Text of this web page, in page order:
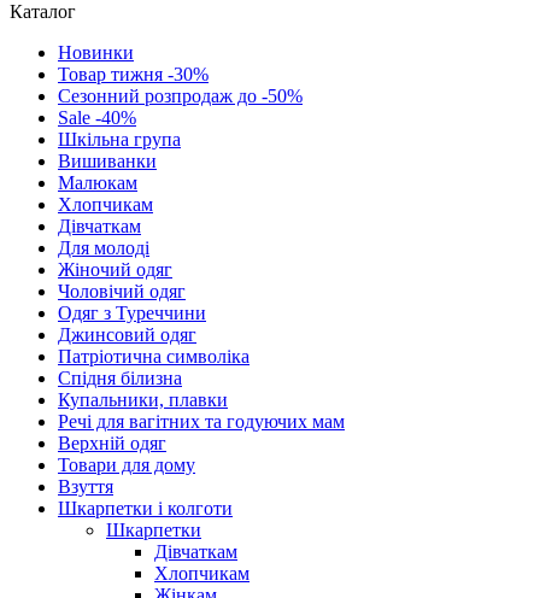
Каталог
Новинки
Товар тижня -30%
Сезонний розпродаж до -50%
Sale -40%
Шкільна група
Вишиванки
Малюкам
Хлопчикам
Дівчаткам
Для молоді
Жіночий одяг
Чоловічий одяг
Одяг з Туреччини
Джинсовий одяг
Патріотична символіка
Спідня білизна
Купальники, плавки
Речі для вагітних та годуючих мам
Верхній одяг
Товари для дому
Взуття
Шкарпетки і колготи
Шкарпетки
Дівчаткам
Хлопчикам